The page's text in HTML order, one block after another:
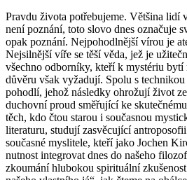
Pravdu života potřebujeme. Většina lidí
není poznání, toto slovo dnes označuje
opak poznání. Nejpohodlnější vírou je
Nejsilnější víře se těší věda, jež je
všechno odborníky, kteří k mystériu
důvěru však vyžadují. Spolu s
pohodlí, jehož následky ohrožují život
duchovní proud směřující ke
těch, kdo čtou starou i současnou
literaturu, studují zasvěcující
současné myslitele, kteří jako Jochen
nutnost integrovat dnes do našeho
zkoumání hlubokou spirituální